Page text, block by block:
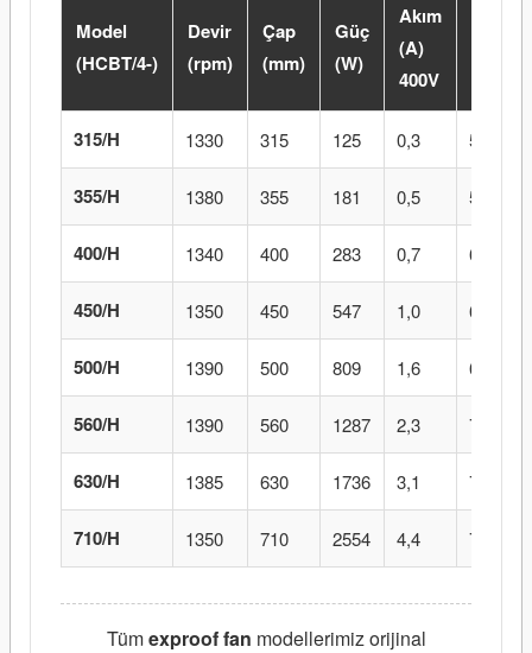
Model
(HCBT/4-)
Devir
(rpm)
Çap
(mm)
Güç
(W)
Akım
(A)
400V
315/H 1330 315 125 0,3 55
355/H 1380 355 181 0,5 59
400/H 1340 400 283 0,7 62
450/H 1350 450 547 1,0 65
500/H 1390 500 809 1,6 68
560/H 1390 560 1287 2,3 70
630/H 1385 630 1736 3,1 73
710/H 1350 710 2554 4,4 74
Tümexproof fan modellerimiz orijinal